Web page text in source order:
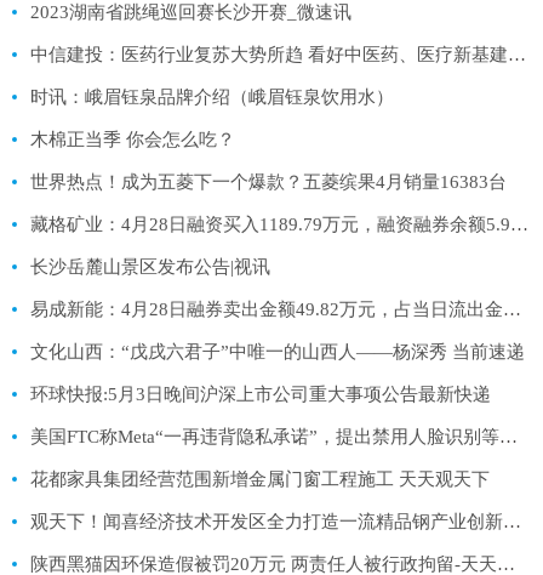
2023湖南省跳绳巡回赛长沙开赛_微速讯
中信建投：医药行业复苏大势所趋 看好中医药、医疗新基建等方向
时讯：峨眉钰泉品牌介绍（峨眉钰泉饮用水）
木棉正当季 你会怎么吃？
世界热点！成为五菱下一个爆款？五菱缤果4月销量16383台
藏格矿业：4月28日融资买入1189.79万元，融资融券余额5.99亿元
长沙岳麓山景区发布公告|视讯
易成新能：4月28日融券卖出金额49.82万元，占当日流出金额的0.38%
文化山西：“戊戌六君子”中唯一的山西人——杨深秀 当前速递
环球快报:5月3日晚间沪深上市公司重大事项公告最新快递
美国FTC称Meta“一再违背隐私承诺”，提出禁用人脸识别等新限制-最新快讯
花都家具集团经营范围新增金属门窗工程施工 天天观天下
观天下！闻喜经济技术开发区全力打造一流精品钢产业创新生态体系
陕西黑猫因环保造假被罚20万元 两责任人被行政拘留-天天快讯